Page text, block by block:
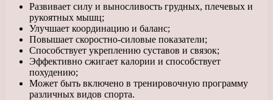
Развивает силу и выносливость грудных, плечевых и
рукоятных мышц;
Улучшает координацию и баланс;
Повышает скоростно-силовые показатели;
Способствует укреплению суставов и связок;
Эффективно сжигает калории и способствует
похудению;
Может быть включено в тренировочную программу
различных видов спорта.